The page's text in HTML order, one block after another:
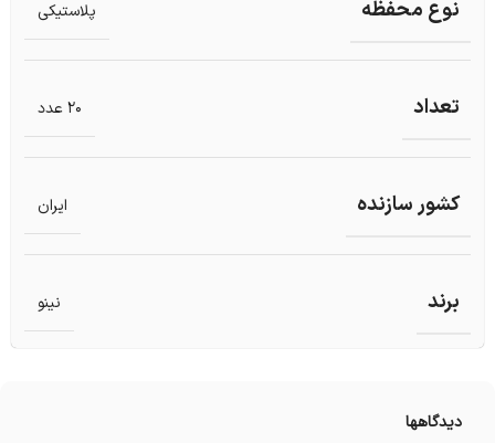
نوع محفظه پلاستیکی
تعداد 20 عدد
کشور سازنده ایران
برند نینو
دیدگاهها